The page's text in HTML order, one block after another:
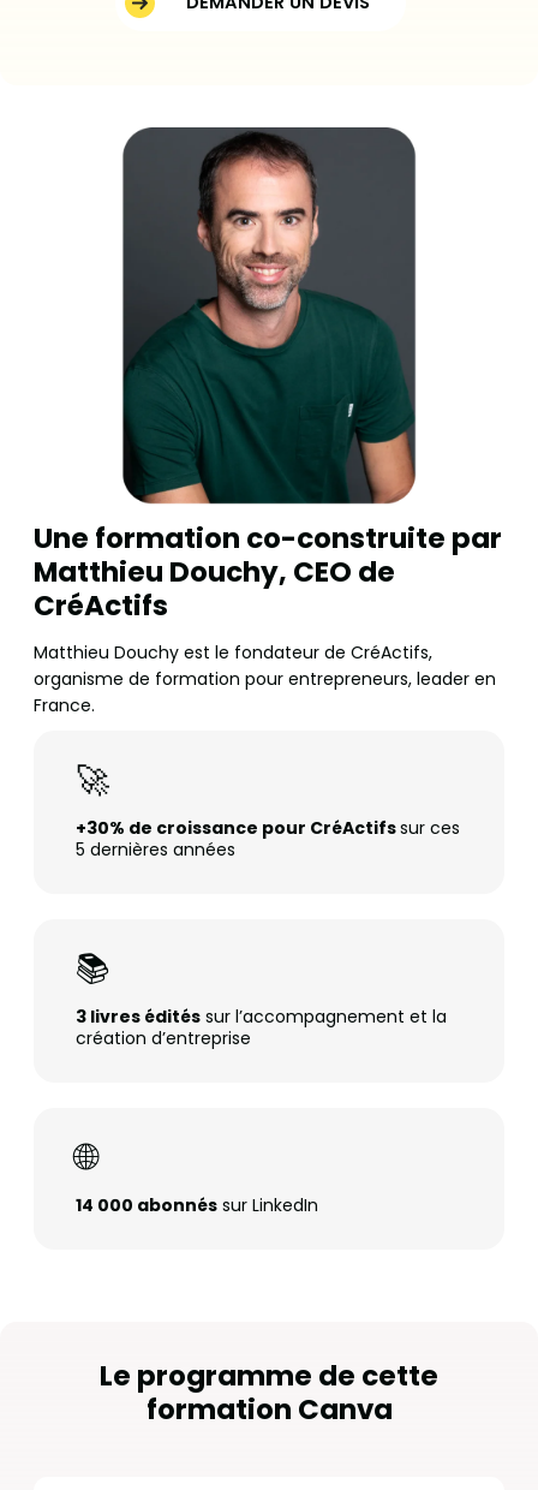
Une formation co-construite par
Matthieu Douchy, CEO de
CréActifs
Matthieu Douchy est le fondateur de CréActifs,
organisme de formation pour entrepreneurs, leader en
France.
🚀
+30% de croissance pour CréActifssur ces
5 dernières années
📚
3 livres édités sur l’accompagnement et la
création d’entreprise
🌐
14 000 abonnés sur LinkedIn
Le programme de cette
formation Canva